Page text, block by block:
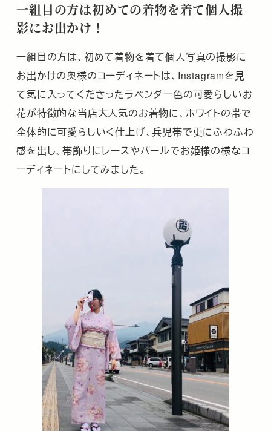
一組目の方は初めての着物を着て個人撮
影にお出かけ！
一組目の方は、初めて着物を着て個人写真の撮影に
お出かけの奥様のコーディネートは、Instagramを見
て気に入ってくださったラベンダー色の可愛らしいお
花が特徴的な当店大人気のお着物に、ホワイトの帯で
全体的に可愛らしいく仕上げ、兵児帯で更にふわふわ
感を出し、帯飾りにレースやパールでお姫様の様なコ
ーディネートにしてみました。